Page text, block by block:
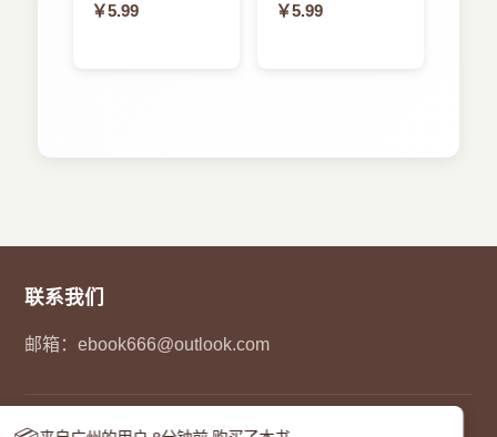
2.4 构建布局约束
Auto Layout来创建可交互元素、动画和其他超越你
影响。我撰写本书，希望Auto Layout也能对你的开
果我幸运的话，这本书会给你“我找到了！”的惊喜
￥5.99 ￥5.99
联系我们
邮箱：ebook666@outlook.com